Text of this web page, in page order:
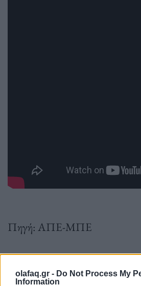
olafaq.gr - Do Not Process My
Information
Πηγή: ΑΠΕ-ΜΠΕ